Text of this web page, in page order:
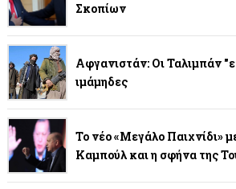
Σκοπίων
Αφγανιστάν: Οι Ταλιμπάν
ιμάμηδες
Το νέο «Μεγάλο Παιχνίδι»
Καμπούλ και η σφήνα της